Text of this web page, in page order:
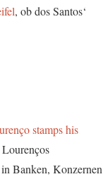
, ob dos Santos‘
stamps his
Banken, Konzernen